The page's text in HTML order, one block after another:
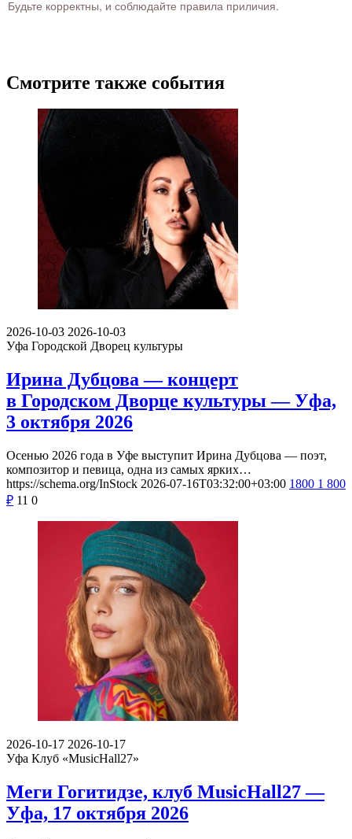
Будьте корректны, и соблюдайте правила приличия.
Смотрите также события
2026-10-03 2026-10-03
Уфа Городской Дворец культуры
Ирина Дубцова — концерт
в Городском Дворце культуры — Уфа,
3 октября 2026
Осенью 2026 года в Уфе выступит Ирина Дубцова — поэт,
композитор и певица, одна из самых ярких…
https://schema.org/InStock 2026-07-16T03:32:00+03:00 1800 1 800
₽ 11 0
2026-10-17 2026-10-17
Уфа Клуб «MusicHall27»
Меги Гогитидзе, клуб MusicHall27 —
Уфа, 17 октября 2026